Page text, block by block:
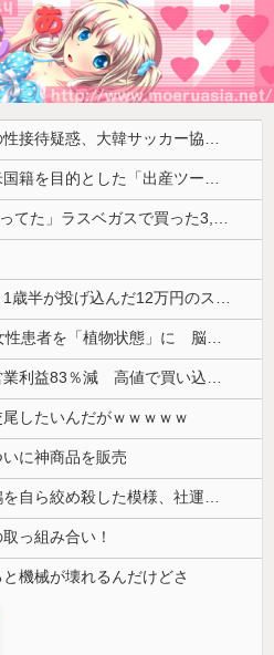
【今はやってない】審判への性接待疑惑、大韓サッカー協会が声明「現在は一切発生していない」「世界中のサッカー界関係者の皆さんにお詫び」
【速報】トランプ大統領「米国籍を目的とした「出産ツーリズム」を禁止する！中国人が子供の国籍目的に出産しに来るのはおかしい！」ｗｗｗｗｗｗｗｗｗｗｗｗｗ
「2年間、たぶん1日4回は握ってた」ラスベガスで買った3,000円のキーホルダーを調べたら
「見ていた側が払うのが筋」1歳半が投げ込んだ12万円のスマホ、半額提示した母親は冷たい？
京大病院、手術ミスで50代女性患者を「植物状態」に 脳腫瘍摘出手術で腫瘍の無い部位を摘出してしまう
【悲報】コメ卸大手さん、営業利益83％減 高値で買い込んだ米が売れず「損切り祭り」開幕へ
したいんだがｗｗｗｗｗ
いに神商品を販売
フジテレビが金の卵を産む鶏を自ら絞め殺した模様、社運を賭けたドル箱コンテンツが御蔵入りになってしまい……
っ組み合い！
機械が壊れるんだけどさ